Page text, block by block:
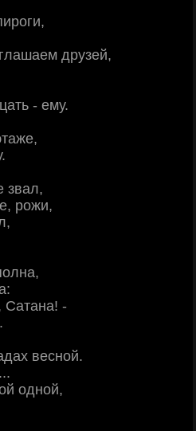
друзей,
- ему.
звал,
рожи,
Сатана! -
весной.
одной,